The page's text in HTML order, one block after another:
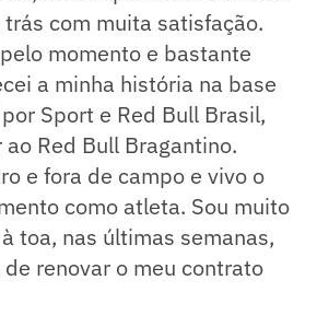
com muita satisfação.
momento e bastante
a minha história na base
Sport e Red Bull Brasil,
Red Bull Bragantino.
e fora de campo e vivo o
como atleta. Sou muito
toa, nas últimas semanas,
renovar o meu contrato